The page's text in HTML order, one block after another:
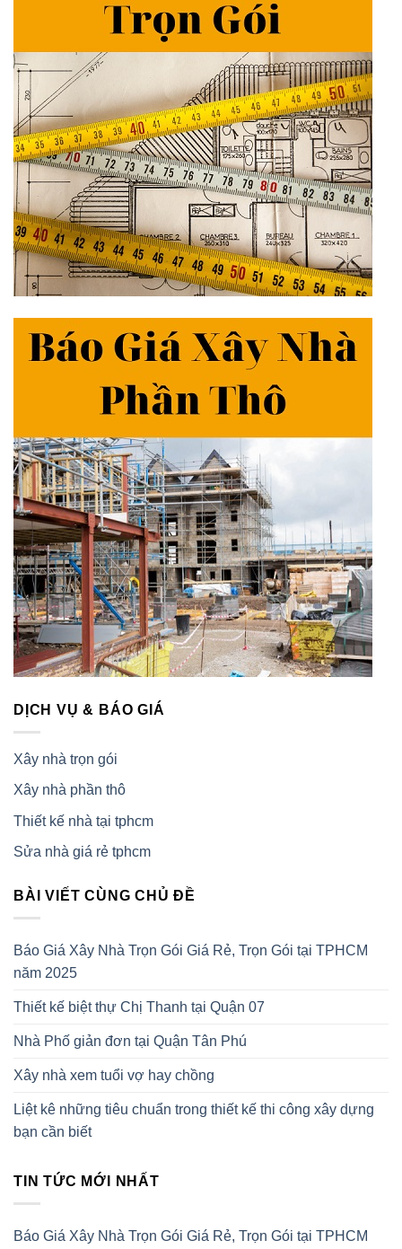
DỊCH VỤ & BÁO GIÁ
Xây nhà trọn gói
Xây nhà phần thô
Thiết kế nhà tại tphcm
Sửa nhà giá rẻ tphcm
BÀI VIẾT CÙNG CHỦ ĐỀ
Báo Giá Xây Nhà Trọn Gói Giá Rẻ, Trọn Gói tại TPHCM
năm 2025
Thiết kế biệt thự Chị Thanh tại Quận 07
Nhà Phố giản đơn tại Quận Tân Phú
Xây nhà xem tuổi vợ hay chồng
Liệt kê những tiêu chuẩn trong thiết kế thi công xây dựng
bạn cần biết
TIN TỨC MỚI NHẤT
Báo Giá Xây Nhà Trọn Gói Giá Rẻ, Trọn Gói tại TPHCM